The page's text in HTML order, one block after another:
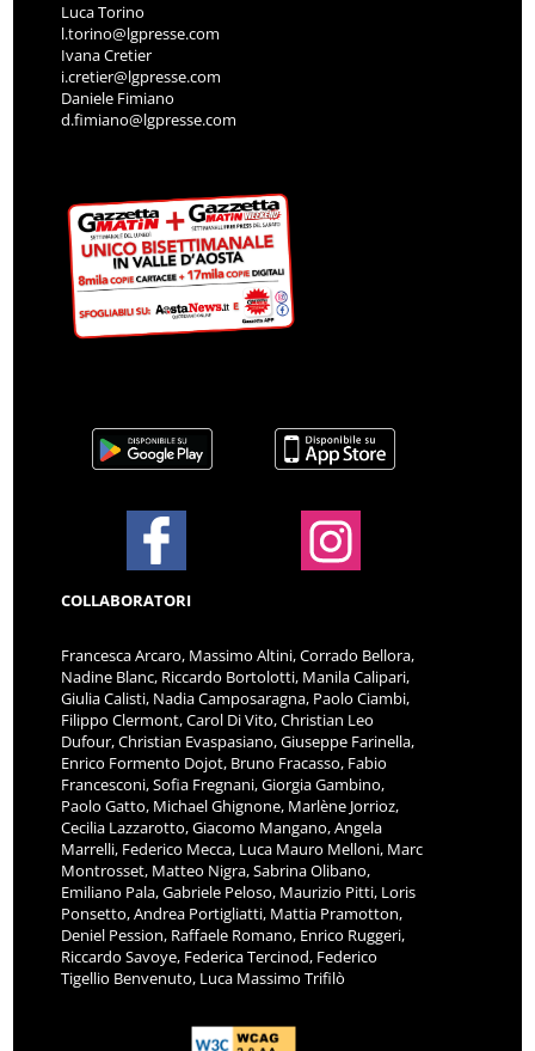
Luca Torino
l.torino@lgpresse.com
Ivana Cretier
i.cretier@lgpresse.com
Daniele Fimiano
d.fimiano@lgpresse.com
COLLABORATORI
Francesca Arcaro, Massimo Altini, Corrado Bellora,
Nadine Blanc, Riccardo Bortolotti, Manila Calipari,
Giulia Calisti, Nadia Camposaragna, Paolo Ciambi,
Filippo Clermont, Carol Di Vito, Christian Leo
Dufour, Christian Evaspasiano, Giuseppe Farinella,
Enrico Formento Dojot, Bruno Fracasso, Fabio
Francesconi, Sofia Fregnani, Giorgia Gambino,
Paolo Gatto, Michael Ghignone, Marlène Jorrioz,
Cecilia Lazzarotto, Giacomo Mangano, Angela
Marrelli, Federico Mecca, Luca Mauro Melloni, Marc
Montrosset, Matteo Nigra, Sabrina Olibano,
Emiliano Pala, Gabriele Peloso, Maurizio Pitti, Loris
Ponsetto, Andrea Portigliatti, Mattia Pramotton,
Deniel Pession, Raffaele Romano, Enrico Ruggeri,
Riccardo Savoye, Federica Tercinod, Federico
Tigellio Benvenuto, Luca Massimo Trifilò